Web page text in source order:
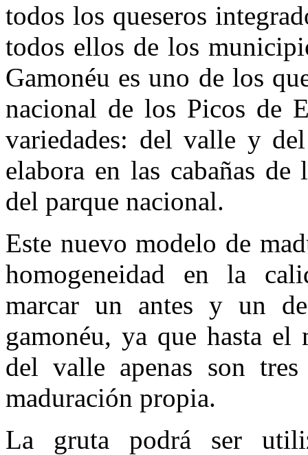
todos los queseros
todos ellos de los
Gamonéu es uno de los
nacional de los Picos de
variedades: del valle y
elabora en las cabañas de
del parque nacional.
Este nuevo modelo de
homogeneidad en la
marcar un antes y un
gamonéu, ya que hasta el
del valle apenas son
maduración propia.
La gruta podrá ser